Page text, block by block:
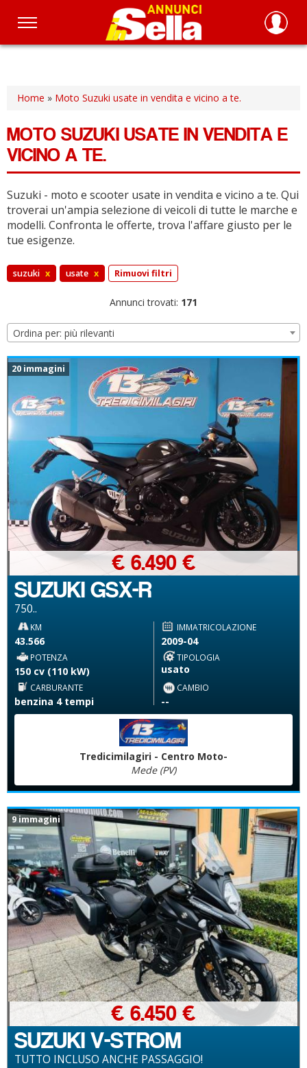
Salta
principale
Home » Moto Suzuki usate in vendita e vicino a te.
MOTO SUZUKI USATE IN VENDITA E
VICINO A TE.
Suzuki - moto e scooter usate in vendita e vicino a te. Qui
troverai un'ampia selezione di veicoli di tutte le marche e
modelli. Confronta le offerte, trova l'affare giusto per le
tue esigenze.
suzuki x usate x Rimuovi filtri
Annunci trovati: 171
Ordina per: più rilevanti
20 immagini
SUZUKI GSX-R
750..
€ 6.490 €
KM
43.566
IMMATRICOLAZIONE
2009-04
POTENZA
150 cv (110 kW)
TIPOLOGIA
usato
CARBURANTE
benzina 4 tempi
CAMBIO
--
Tredicimilagiri - Centro Moto-
Mede (PV)
9 immagini
SUZUKI V-STROM
TUTTO INCLUSO ANCHE PASSAGGIO!
€ 6.450 €